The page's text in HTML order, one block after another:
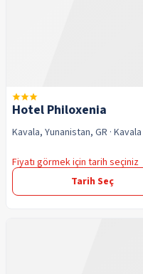
Hotel Philoxenia
Kavala, Yunanistan, GR · Kavala
Fiyatı görmek için tarih seçiniz
Tarih Seç